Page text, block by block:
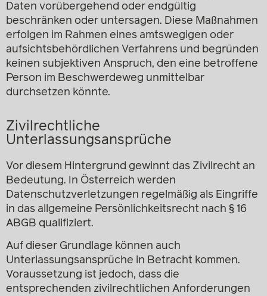
Daten vorübergehend oder endgültig
beschränken oder untersagen. Diese Maßnahmen
erfolgen im Rahmen eines amtswegigen oder
aufsichtsbehördlichen Verfahrens und begründen
keinen subjektiven Anspruch, den eine betroffene
Person im Beschwerdeweg unmittelbar
durchsetzen könnte.
Zivilrechtliche
Unterlassungsansprüche
Vor diesem Hintergrund gewinnt das Zivilrecht an
Bedeutung. In Österreich werden
Datenschutzverletzungen regelmäßig als Eingriffe
in das allgemeine Persönlichkeitsrecht nach § 16
ABGB qualifiziert.
Auf dieser Grundlage können auch
Unterlassungsansprüche in Betracht kommen.
Voraussetzung ist jedoch, dass die
entsprechenden zivilrechtlichen Anforderungen